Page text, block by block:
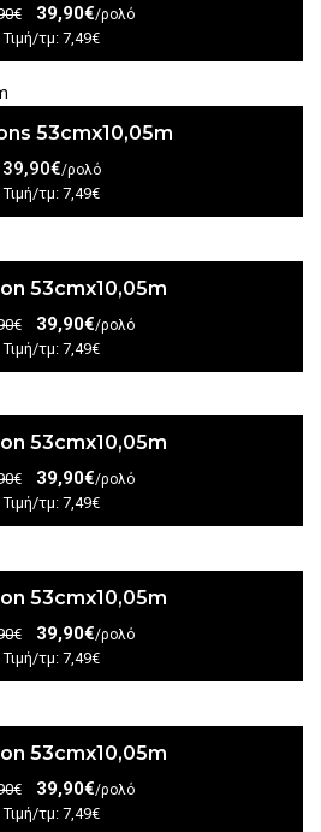
39,90€/ρολό
Τιμή/τμ: 7,49€
53cmx10,05m
39,90€/ρολό
Τιμή/τμ: 7,49€
53cmx10,05m
39,90€/ρολό
Τιμή/τμ: 7,49€
53cmx10,05m
39,90€/ρολό
Τιμή/τμ: 7,49€
53cmx10,05m
39,90€/ρολό
Τιμή/τμ: 7,49€
53cmx10,05m
39,90€/ρολό
Τιμή/τμ: 7,49€